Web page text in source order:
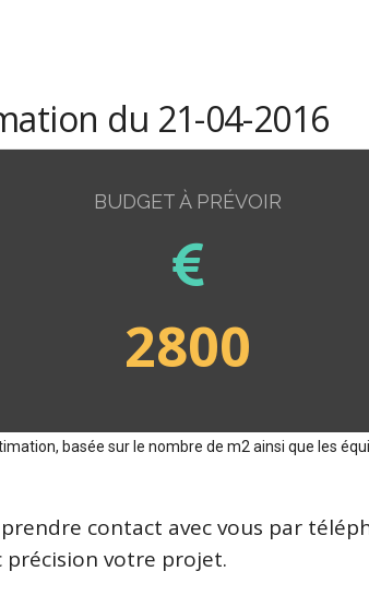
du 21-04-2016
BUDGET À PRÉVOIR
2800
basée sur le nombre de m2 ainsi que les
contact avec vous par
précision votre projet.